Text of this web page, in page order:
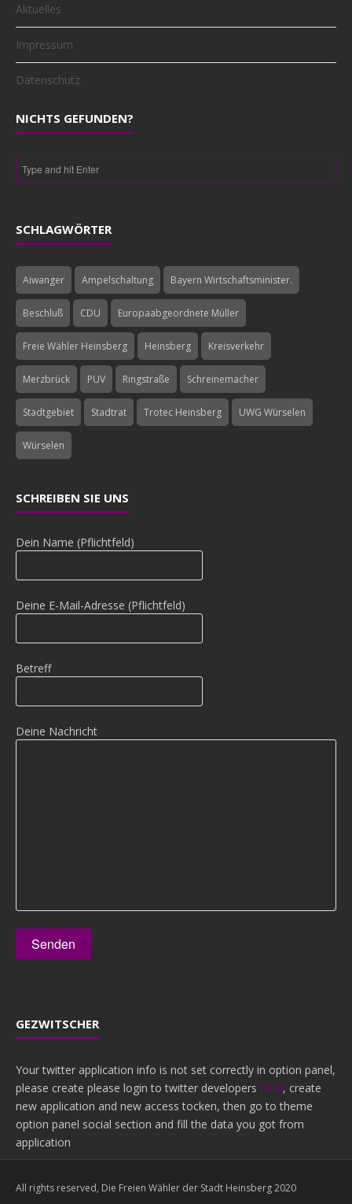
Aktuelles
Impressum
Datenschutz
NICHTS GEFUNDEN?
SCHLAGWÖRTER
Aiwanger Ampelschaltung Bayern Wirtschaftsminister.
Beschluß CDU Europaabgeordnete Müller
Freie Wähler Heinsberg Heinsberg Kreisverkehr
Merzbrück PUV Ringstraße Schreinemacher
Stadtgebiet Stadtrat Trotec Heinsberg UWG Würselen
Würselen
SCHREIBEN SIE UNS
Dein Name (Pflichtfeld)
Deine E-Mail-Adresse (Pflichtfeld)
Betreff
Deine Nachricht
GEZWITSCHER
Your twitter application info is not set correctly in option panel,
please create please login to twitter developers here, create
new application and new access tocken, then go to theme
option panel social section and fill the data you got from
application
All rights reserved, Die Freien Wähler der Stadt Heinsberg 2020